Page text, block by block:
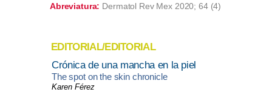
Abreviatura: Dermatol Rev Mex 2020; 64 (4)
EDITORIAL/EDITORIAL
Crónica de una mancha en la piel
The spot on the skin chronicle
Karen Férez